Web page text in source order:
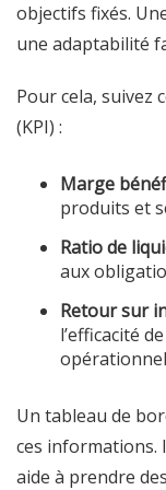
objectifs fixés.
une adaptabilité
Pour cela, suivez
(KPI) :
Marge
produits et
Ratio de
aux
Retour sur
l’efficacité
Un tableau de
ces informations.
aide à prendre